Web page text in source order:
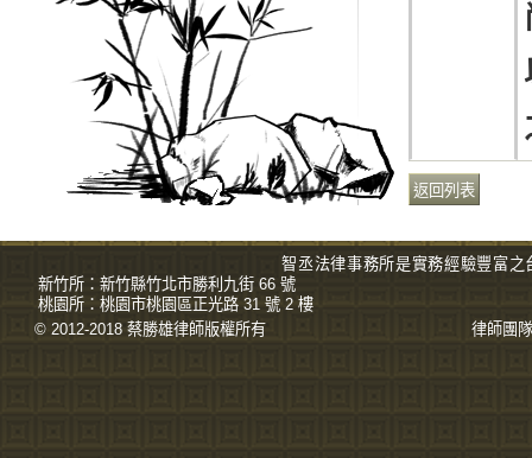
智丞法律事務所是實務經驗豐富之
新竹所： 新竹縣竹北市勝利九街 66 號
桃園所： 桃園市桃園區正光路 31 號 2 樓
© 2012-2018 蔡勝雄律師版權所有 律師團隊